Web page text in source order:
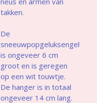
takken.
De
sneeuwpopgeluksengel
is ongeveer 6 cm
groot en is geregen
op een wit touwtje.
De hanger is in totaal
ongeveer 14 cm lang.